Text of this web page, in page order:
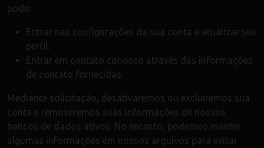
pode:
Entrar nas configurações da sua conta e atualizar seu
perfil.
Entrar em contato conosco através das informações
de contato fornecidas.
Mediante solicitação, desativaremos ou excluiremos sua
conta e removeremos suas informações de nossos
bancos de dados ativos. No entanto, podemos manter
algumas informações em nossos arquivos para evitar